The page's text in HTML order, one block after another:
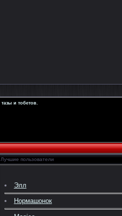
и тобетов.
Лучшие пользователи
Элл
Нормашонок